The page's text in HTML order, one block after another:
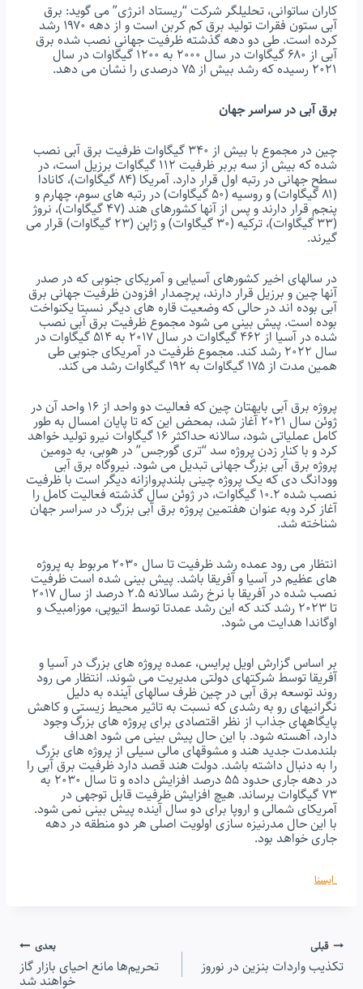
کاران ساتوانی، تحلیلگر شرکت “ریستاد انرژی” می گوید: برق
آبی ستون فقرات تولید برق کم کربن است و از دهه ۱۹۷۰ رشد
کرده است. طی دو دهه گذشته ظرفیت جهانی نصب شده برق
آبی از ۶۸۰ گیگاوات در سال ۲۰۰۰ به ۱۲۰۰ گیگاوات در سال
۲۰۲۱ رسیده که رشد بیش از ۷۵ درصدی را نشان می دهد.
برق آبی در سراسر جهان
چین در مجموع با بیش از ۳۴۰ گیگاوات ظرفیت برق آبی نصب
شده که بیش از سه بربر ظرفیت ۱۱۲ گیگاوات برزیل است، در
سطح جهانی در رتبه اول قرار دارد. آمریکا (۸۴ گیگاوات)، کانادا
(۸۱ گیگاوات) و روسیه (۵۰ گیگاوات) در رتبه های سوم، چهارم و
پنجم قرار دارند و پس از آنها کشورهای هند (۴۷ گیگاوات)، نروژ
(۳۳ گیگاوات)، ترکیه (۳۰ گیگاوات) و ژاپن (۲۳ گیگاوات) قرار می
گیرند.
در سالهای اخیر کشورهای آسیایی و آمریکای جنوبی که در صدر
آنها چین و برزیل قرار دارند، پرچمدار افزودن ظرفیت جهانی برق
آبی بوده اند در حالی که وضعیت قاره های دیگر نسبتا یکنواخت
بوده است. پیش بینی می شود مجموع ظرفیت برق آبی نصب
شده در آسیا از ۴۶۲ گیگاوات در سال ۲۰۱۷ به ۵۱۴ گیگاوات در
سال ۲۰۲۲ رشد کند. مجموع ظرفیت در آمریکای جنوبی طی
همین مدت از ۱۷۵ گیگاوات به ۱۹۲ گیگاوات رشد می کند.
پروژه برق آبی بایهتان چین که فعالیت دو واحد از ۱۶ واحد آن در
ژوئن سال ۲۰۲۱ آغاز شد، بمحض این که تا پایان امسال به طور
کامل عملیاتی شود، سالانه حداکثر ۱۶ گیگاوات نیرو تولید خواهد
کرد و با کنار زدن پروژه سد “تری گورجس” در هوبی، به دومین
پروژه برق آبی بزرگ جهانی تبدیل می شود. نیروگاه برق آبی
وودانگ دی که یک پروژه چینی بلندپروازانه دیگر است با ظرفیت
نصب شده ۱۰.۲ گیگاوات، در ژوئن سال گذشته فعالیت کامل را
آغاز کرد وبه عنوان هفتمین پروژه برق آبی بزرگ در سراسر جهان
شناخته شد.
انتظار می رود عمده رشد ظرفیت تا سال ۲۰۳۰ مربوط به پروژه
های عظیم در آسیا و آفریقا باشد. پیش بینی شده است ظرفیت
نصب شده در آفریقا با نرخ رشد سالانه ۲.۵ درصد از سال ۲۰۱۷
تا ۲۰۲۳ رشد کند که این رشد عمدتا توسط اتیوپی، موزامبیک و
اوگاندا هدایت می شود.
بر اساس گزارش اویل پرایس، عمده پروژه های بزرگ در آسیا و
آفریقا توسط شرکتهای دولتی مدیریت می شوند. انتظار می رود
روند توسعه برق آبی در چین ظرف سالهای آینده به دلیل
نگرانیهای رو به رشدی که نسبت به تاثیر محیط زیستی و کاهش
پایگاههای جذاب از نظر اقتصادی برای پروژه های بزرگ وجود
دارد، آهسته شود. با این حال پیش بینی می شود اهداف
بلندمدت جدید هند و مشوقهای مالی سیلی از پروژه های بزرگ
را به دنبال داشته باشد. دولت هند قصد دارد ظرفیت برق آبی را
در دهه جاری حدود ۵۵ درصد افزایش داده و تا سال ۲۰۳۰ به
۷۳ گیگاوات برساند. هیچ افزایش ظرفیت قابل توجهی در
آمریکای شمالی و اروپا برای دو سال آینده پیش بینی نمی شود.
با این حال مدرنیزه سازی اولویت اصلی هر دو منطقه در دهه
جاری خواهد بود.
ایسنا
راهبری
قبلی
تکذیب واردات بنزین در نوروز
بعدی
تحریم‌ها مانع احیای بازار گاز
خواهند شد